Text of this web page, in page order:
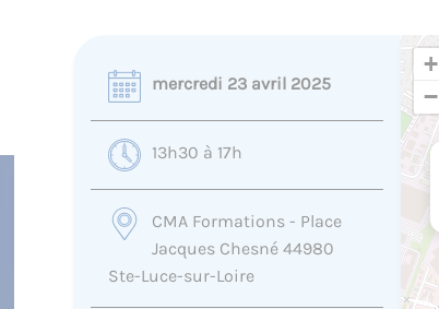
mercredi 23 avril 2025
13h30 à 17h
CMA Formations - Place
Jacques Chesné 44980
Ste-Luce-sur-Loire
+
−